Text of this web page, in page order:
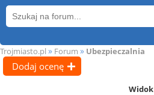
Trojmiasto.pl » Forum » Ubezpieczalnia
Dodaj ocenę
Widok